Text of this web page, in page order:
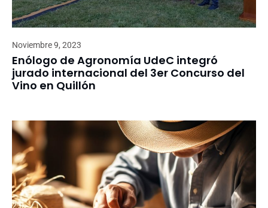
Noviembre 9, 2023
Enólogo de Agronomía UdeC integró
jurado internacional del 3er Concurso del
Vino en Quillón